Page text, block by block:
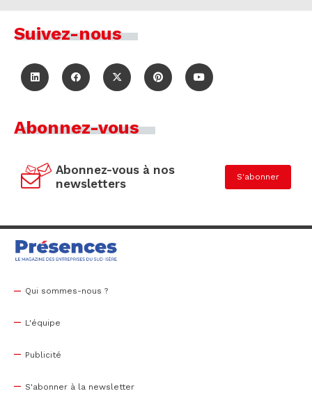
Suivez-nous
Abonnez-vous
Abonnez-vous à nos
newsletters
S'abonner
Qui sommes-nous ?
L'équipe
Publicité
S'abonner à la newsletter